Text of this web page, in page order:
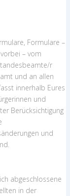
Formulare –
– vom
r
und an allen
innerhalb Eures
und
Berücksichtigung
und
abgeschlossene
in der